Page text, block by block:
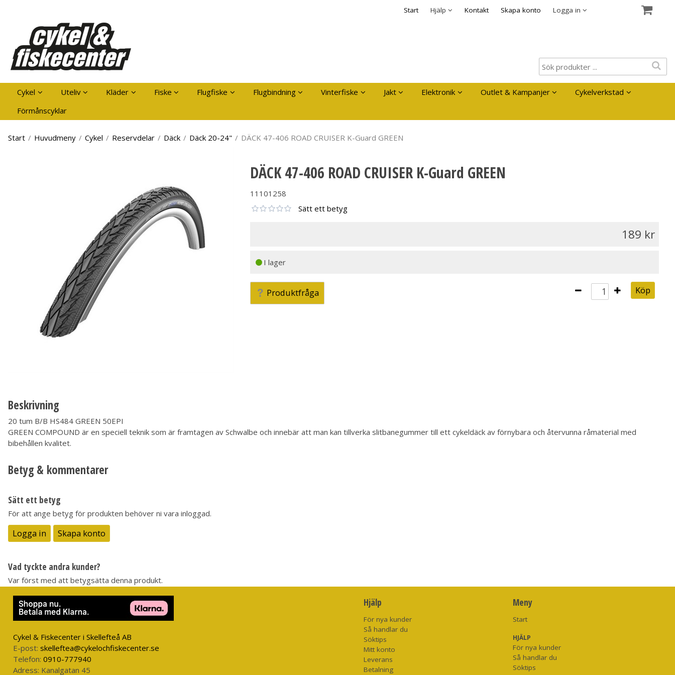
Start Hjälp
Säkerhet & Cookies Kontakt Skapa konto Logga in
Kom ihåg mig
Cykel Uteliv Kläder Fiske Flugfiske Flugbindning Vinterfiske Jakt Elektronik Outlet & Kampanjer
Cykelverkstad
Förmånscyklar
Start / Huvudmeny / Cykel / Reservdelar / Däck / Däck 20-24" / DÄCK 47-406 ROAD CRUISER K-Guard GREEN
DÄCK 47-406 ROAD CRUISER K-Guard GREEN
11101258
Sätt ett betyg
189
I lager
Produktfråga Köp
Beskrivning
20 tum B/B HS484 GREEN 50EPI
GREEN COMPOUND är en speciell teknik som är framtagen av Schwalbe och innebär att man kan tillverka slitbanegummer till ett cykeldäck av förnybara och återvunna råmaterial med
bibehållen kvalitet.
Betyg & kommentarer
Sätt ett betyg
För att ange betyg för produkten behöver ni vara inloggad.
Logga in Skapa konto
Vad tyckte andra kunder?
Var först med att betygsätta denna produkt.
Cykel & Fiskecenter i Skellefteå AB
E-post: skelleftea@cykelochfiskecenter.se
Telefon: 0910-777940
Adress: Kanalgatan 45
Hjälp
För nya kunder
Så handlar du
Söktips
Mitt konto
Leverans
Betalning
Meny
Start
HJÄLP
För nya kunder
Så handlar du
Söktips